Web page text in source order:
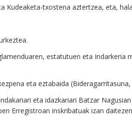
Kudeaketa-txostena aztertzea, eta,
estatutuen eta
eta eztabaida
eta idazkariari Batzar
Erregistroan inskribatuak izan